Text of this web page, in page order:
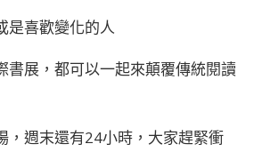
是喜歡變化的人
書展，都可以一起來顛覆傳統閱讀
，週末還有24小時，大家趕緊衝